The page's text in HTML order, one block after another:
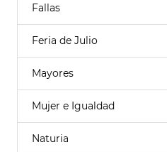
Fallas
Feria de Julio
Mayores
Mujer e Igualdad
Naturia